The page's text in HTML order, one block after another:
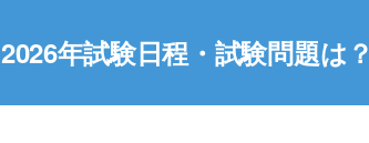
2026年試験日程・試験問題は？